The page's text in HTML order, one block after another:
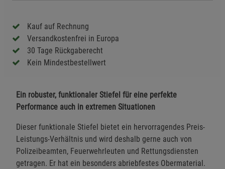
Kauf auf Rechnung
Versandkostenfrei in Europa
30 Tage Rückgaberecht
Kein Mindestbestellwert
Ein robuster, funktionaler Stiefel für eine perfekte
Performance auch in extremen Situationen
Dieser funktionale Stiefel bietet ein hervorragendes Preis-
Leistungs-Verhältnis und wird deshalb gerne auch von
Polizeibeamten, Feuerwehrleuten und Rettungsdiensten
getragen. Er hat ein besonders abriebfestes Obermaterial.